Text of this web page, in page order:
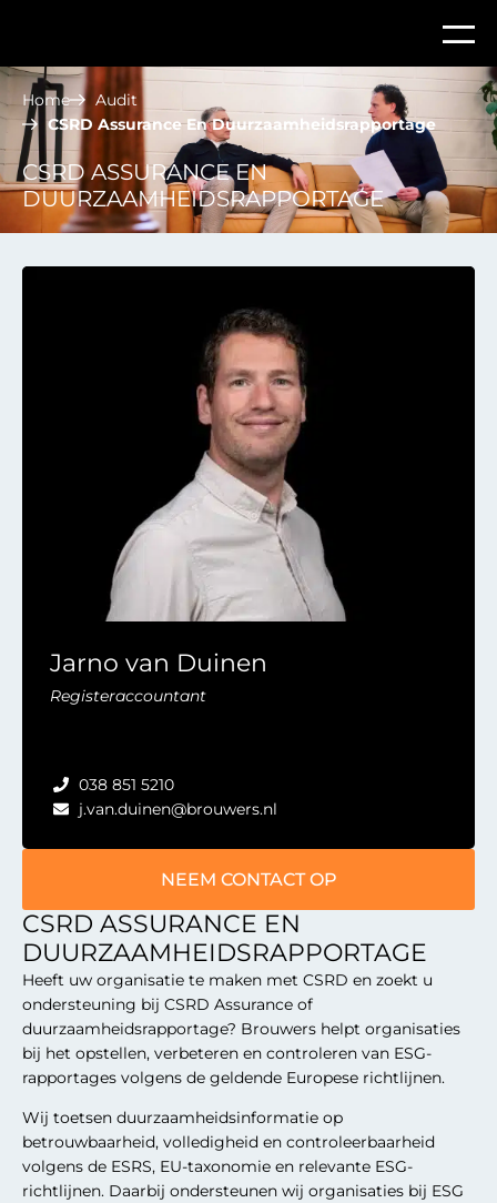
CSRD ASSURANCE EN
DUURZAAMHEIDSRAPPORTAGE
Home
Audit
CSRD Assurance En Duurzaamheidsrapportage
CSRD ASSURANCE EN
DUURZAAMHEIDSRAPPORTAGE
Heeft uw organisatie te maken met CSRD en zoekt u
ondersteuning bij CSRD Assurance of
duurzaamheidsrapportage? Brouwers helpt organisaties
bij het opstellen, verbeteren en controleren van ESG-
rapportages volgens de geldende Europese richtlijnen.
Wij toetsen duurzaamheidsinformatie op
betrouwbaarheid, volledigheid en controleerbaarheid
volgens de ESRS, EU-taxonomie en relevante ESG-
richtlijnen. Daarbij ondersteunen wij organisaties bij ESG
Jarno van Duinen
Registeraccountant
038 851 5210
j.van.duinen@brouwers.nl
NEEM CONTACT OP